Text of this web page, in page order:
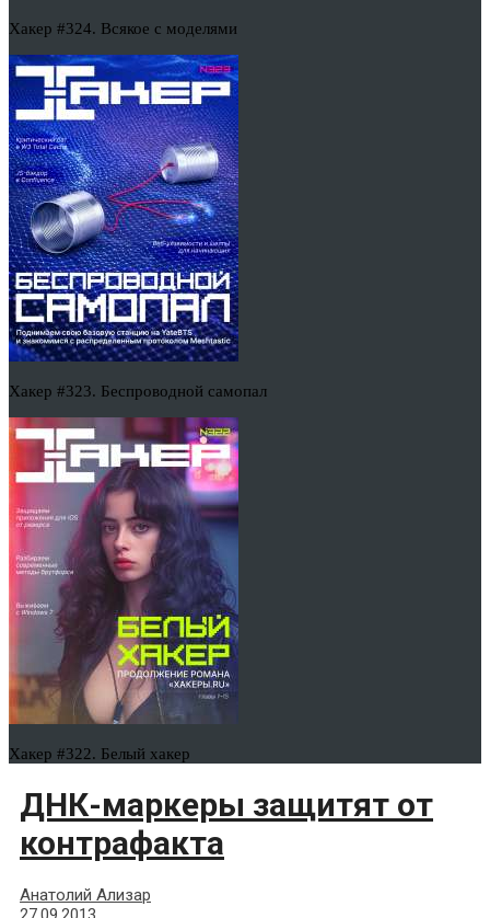
Хакер #324. Всякое с моделями
Хакер #323. Беспроводной самопал
Хакер #322. Белый хакер
ДНК-маркеры защитят от
контрафакта
Анатолий Ализар